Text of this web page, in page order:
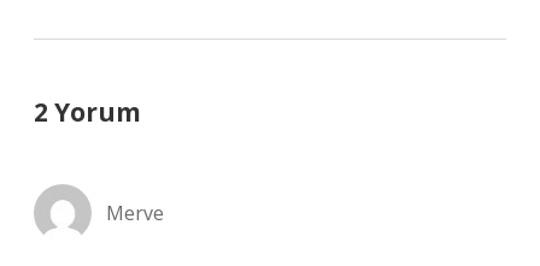
2 Yorum
Merve